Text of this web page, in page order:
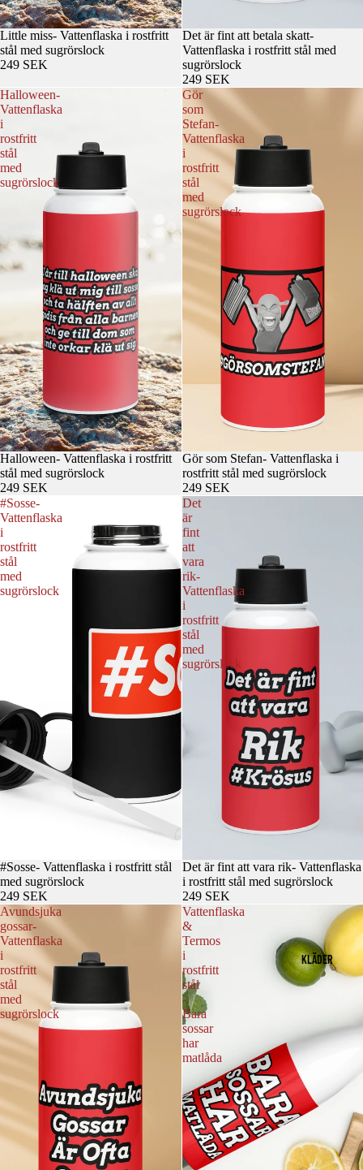
KLÄDER
Little miss- Vattenflaska i rostfritt
stål med sugrörslock
249 SEK
Det är fint att betala skatt-
Vattenflaska i rostfritt stål med
sugrörslock
249 SEK
Halloween-
Vattenflaska
i
rostfritt
stål
med
sugrörslock
Halloween- Vattenflaska i rostfritt
stål med sugrörslock
249 SEK
Gör
som
Stefan-
Vattenflaska
i
rostfritt
stål
med
sugrörslock
Gör som Stefan- Vattenflaska i
rostfritt stål med sugrörslock
249 SEK
#Sosse-
Vattenflaska
i
rostfritt
stål
med
sugrörslock
#Sosse- Vattenflaska i rostfritt stål
med sugrörslock
249 SEK
Det
är
fint
att
vara
rik-
Vattenflaska
i
rostfritt
stål
med
sugrörslock
Det är fint att vara rik- Vattenflaska
i rostfritt stål med sugrörslock
249 SEK
Avundsjuka
gossar-
Vattenflaska
i
rostfritt
stål
med
sugrörslock
Vattenflaska
&
Termos
i
rostfritt
stål
-
Bara
sossar
har
matlåda